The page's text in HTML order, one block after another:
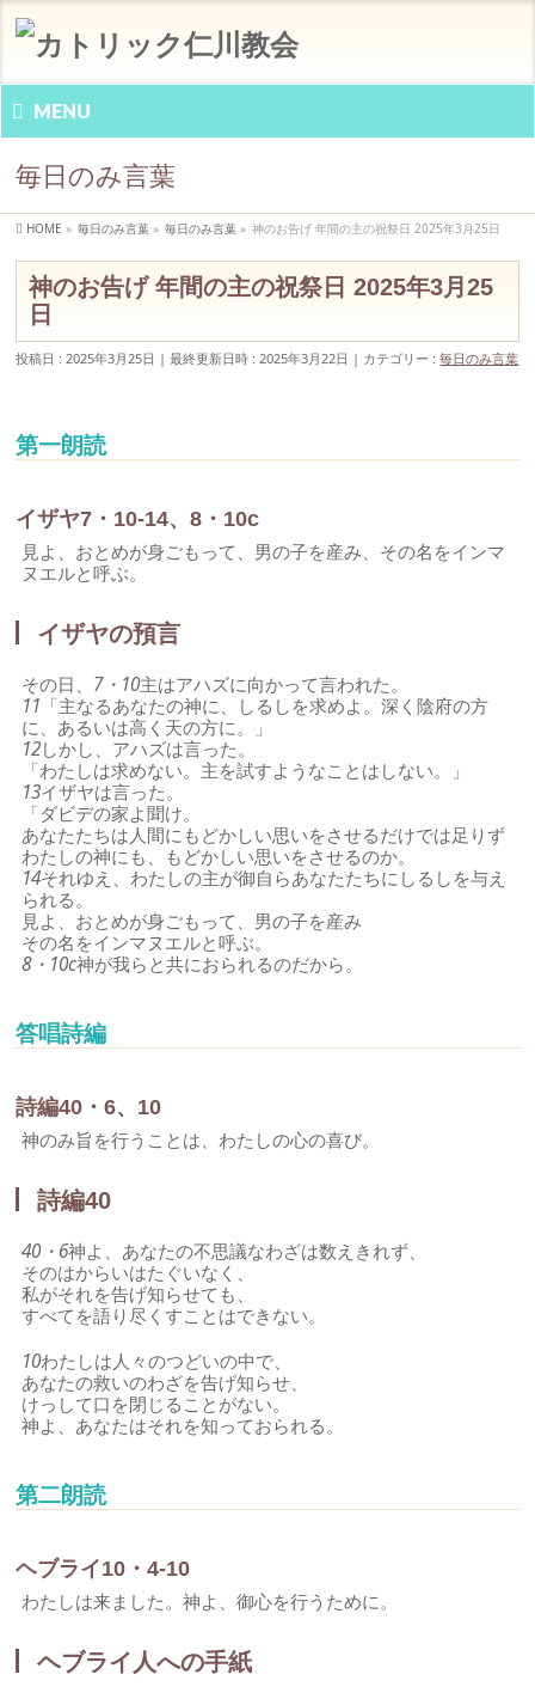
MENU
毎日のみ言葉
HOME » 毎日のみ言葉 » 毎日のみ言葉 » 神のお告げ 年間の主の祝祭日 2025年3月25日
神のお告げ 年間の主の祝祭日 2025年3月25
日
投稿日 : 2025年3月25日 最終更新日時 : 2025年3月22日 カテゴリー :毎日のみ言葉
第一朗読
イザヤ7・10-14、8・10c
見よ、おとめが身ごもって、男の子を産み、その名をインマ
ヌエルと呼ぶ。
イザヤの預言
その日、 7・10主はアハズに向かって言われた。
11 「主なるあなたの神に、しるしを求めよ。深く陰府の方
に、あるいは高く天の方に。」
12しかし、アハズは言った。
「わたしは求めない。主を試すようなことはしない。」
13イザヤは言った。
「ダビデの家よ聞け。
あなたたちは人間にもどかしい思いをさせるだけでは足りず
わたしの神にも、もどかしい思いをさせるのか。
14それゆえ、わたしの主が御自らあなたたちにしるしを与え
られる。
見よ、おとめが身ごもって、男の子を産み
その名をインマヌエルと呼ぶ。
8・10c神が我らと共におられるのだから。
答唱詩編
詩編40・6、10
神のみ旨を行うことは、わたしの心の喜び。
詩編40
40・6神よ、あなたの不思議なわざは数えきれず、
そのはからいはたぐいなく、
私がそれを告げ知らせても、
すべてを語り尽くすことはできない。
10わたしは人々のつどいの中で、
あなたの救いのわざを告げ知らせ、
けっして口を閉じることがない。
神よ、あなたはそれを知っておられる。
第二朗読
ヘブライ10・4-10
わたしは来ました。神よ、御心を行うために。
ヘブライ人への手紙